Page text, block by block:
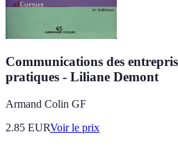
Communications des
pratiques - Liliane Demont
Armand Colin GF
2.85 EURVoir le prix